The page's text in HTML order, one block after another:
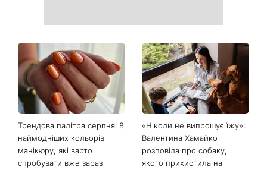
Трендова палітра серпня: 8
наймодніших кольорів
манікюру, які варто
спробувати вже зараз
«Ніколи не випрошує їжу»:
Валентина Хамайко
розповіла про собаку,
якого прихистила на